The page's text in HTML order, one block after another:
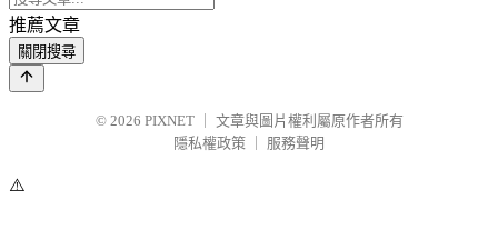
推薦文章
關閉搜尋
© 2026 PIXNET
文章與圖片權利屬原作者所有
隱私權政策
服務聲明
⚠️